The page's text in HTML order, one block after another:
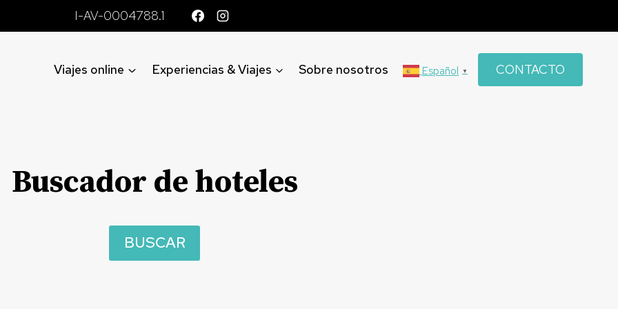
I-AV-0004788.1
Viajes online Experiencias & Viajes Sobre nosotros Español ▼ CONTACTO
Buscador de hoteles
BUSCAR